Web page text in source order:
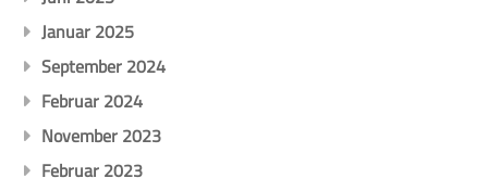
Januar 2025
September 2024
Februar 2024
November 2023
Februar 2023